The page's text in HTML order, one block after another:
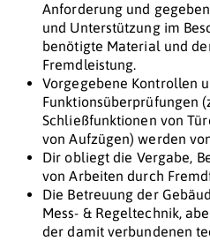
Anforderung und
und Unterstützung im
benötigte Material und
Fremdleistung.
Vorgegebene Kontrollen
Funktionsüberprüfungen
Schließfunktionen von
von Aufzügen) werden
Dir obliegt die Vergabe,
von Arbeiten durch
Die Betreuung der
Mess- & Regeltechnik,
der damit verbundenen